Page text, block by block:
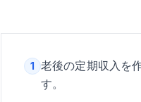
1 老後の定期収入を
す。